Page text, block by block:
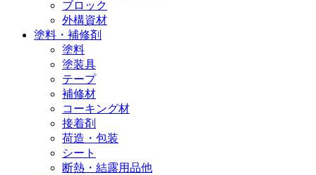
ブロック
外構資材
塗料・補修剤
塗料
塗装具
テープ
補修材
コーキング材
接着剤
荷造・包装
シート
断熱・結露用品他